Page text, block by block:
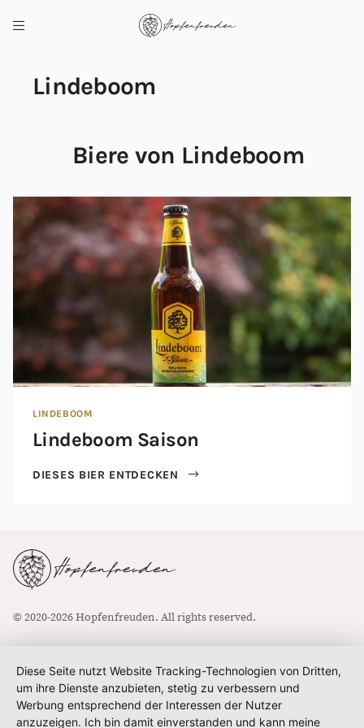
Lindeboom
Biere von Lindeboom
LINDEBOOM
Lindeboom Saison
DIESES BIER ENTDECKEN
© 2020-2026 Hopfenfreuden. All rights reserved.
Diese Seite nutzt Website Tracking-Technologien von Dritten,
um ihre Dienste anzubieten, stetig zu verbessern und
Werbung entsprechend der Interessen der Nutzer
anzuzeigen. Ich bin damit einverstanden und kann meine